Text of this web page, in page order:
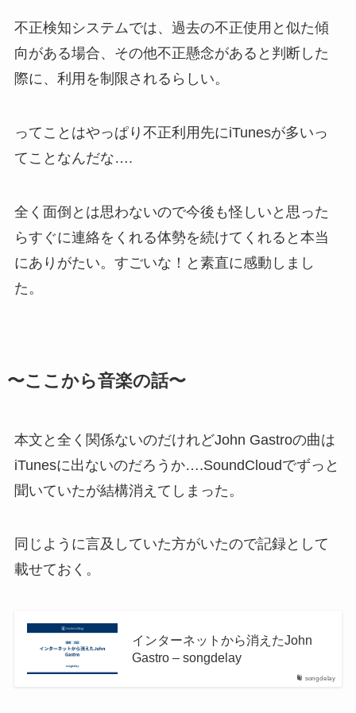
不正検知システムでは、過去の不正使用と似た傾
向がある場合、その他不正懸念があると判断した
際に、利用を制限されるらしい。
ってことはやっぱり不正利用先にiTunesが多いっ
てことなんだな….
全く面倒とは思わないので今後も怪しいと思った
らすぐに連絡をくれる体勢を続けてくれると本当
にありがたい。すごいな！と素直に感動しまし
た。
〜ここから音楽の話〜
本文と全く関係ないのだけれどJohn Gastroの曲は
iTunesに出ないのだろうか….SoundCloudでずっと
聞いていたが結構消えてしまった。
同じように言及していた方がいたので記録として
載せておく。
songdelay
インターネットから消えたJohn
Gastro – songdelay